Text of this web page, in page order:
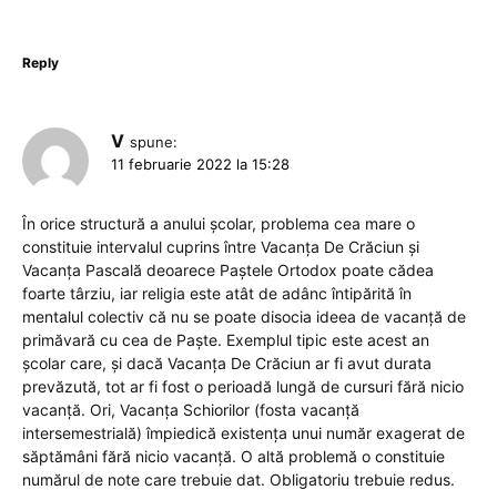
Reply
V spune:
11 februarie 2022 la 15:28
În orice structură a anului şcolar, problema cea mare o
constituie intervalul cuprins între Vacanţa De Crăciun şi
Vacanţa Pascală deoarece Paştele Ortodox poate cădea
foarte târziu, iar religia este atât de adânc întipărită în
mentalul colectiv că nu se poate disocia ideea de vacanţă de
primăvară cu cea de Paşte. Exemplul tipic este acest an
şcolar care, şi dacă Vacanţa De Crăciun ar fi avut durata
prevăzută, tot ar fi fost o perioadă lungă de cursuri fără nicio
vacanţă. Ori, Vacanţa Schiorilor (fosta vacanţă
intersemestrială) împiedică existenţa unui număr exagerat de
săptămâni fără nicio vacanţă. O altă problemă o constituie
numărul de note care trebuie dat. Obligatoriu trebuie redus.